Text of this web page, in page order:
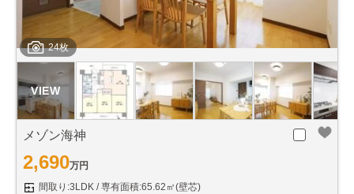
24枚
メゾン海神
2,690万円
間取り:3LDK
専有面積:65.62㎡(壁芯)